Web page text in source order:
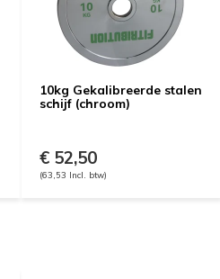
10kg Gekalibreerde stalen
schijf (chroom)
€ 52,50
(63,53 Incl. btw)